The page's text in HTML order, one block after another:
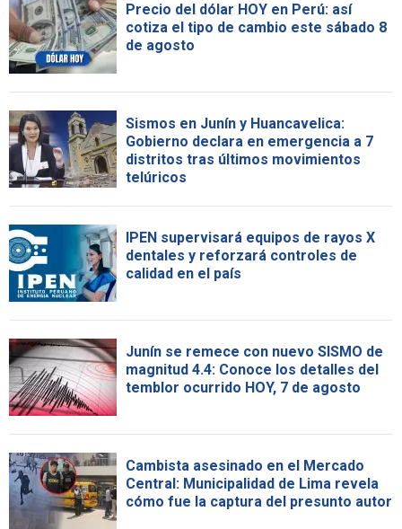
Precio del dólar HOY en Perú: así
cotiza el tipo de cambio este sábado 8
de agosto
Sismos en Junín y Huancavelica:
Gobierno declara en emergencia a 7
distritos tras últimos movimientos
telúricos
IPEN supervisará equipos de rayos X
dentales y reforzará controles de
calidad en el país
Junín se remece con nuevo SISMO de
magnitud 4.4: Conoce los detalles del
temblor ocurrido HOY, 7 de agosto
Cambista asesinado en el Mercado
Central: Municipalidad de Lima revela
cómo fue la captura del presunto autor